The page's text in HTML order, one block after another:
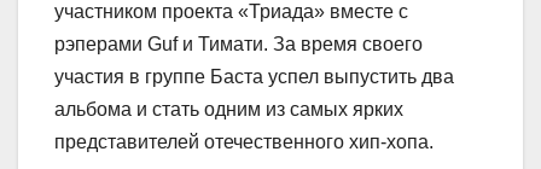
участником проекта «Триада» вместе с
рэперами Guf и Тимати. За время своего
участия в группе Баста успел выпустить два
альбома и стать одним из самых ярких
представителей отечественного хип-хопа.